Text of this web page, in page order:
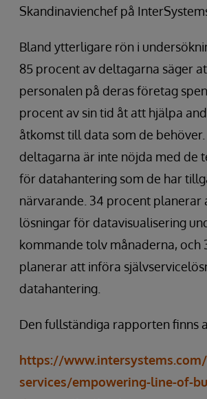
Skandinavienchef på
Bland ytterligare rön i
85 procent av deltagarna säger
personalen på deras företag
procent av sin tid åt att hjälpa
åtkomst till data som de
deltagarna är inte nöjda med de
för datahantering som de har
närvarande. 34 procent planerar
lösningar för datavisualisering
kommande tolv månaderna, och
planerar att införa
datahantering.
Den fullständiga rapporten finns
https://
services/empowering-line-of-